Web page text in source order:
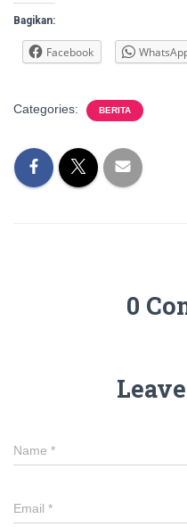
Bagikan:
Facebook
Categories: BERITA
0
Name *
Email *